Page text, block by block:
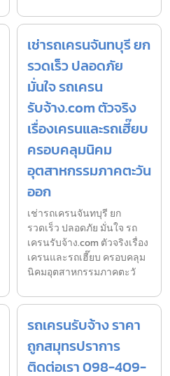
เช่ารถเครนจันทบุรี ยก
รวดเร็ว ปลอดภัย
มั่นใจ รถเครน
รับจ้าง.com ตัวจริง
เรื่องเครนและรถเฮี๊ยบ
ครอบคลุมนิคม
อุตสาหกรรมภาคตะวัน
ออก
เช่ารถเครนจันทบุรี ยก
รวดเร็ว ปลอดภัย มั่นใจ รถ
เครนรับจ้าง.com ตัวจริงเรื่อง
เครนและรถเฮี๊ยบ ครอบคลุม
นิคมอุตสาหกรรมภาคตะวั
รถเครนรับจ้าง ราคา
ถูกสมุทรปราการ
ติดต่อเรา 098-409-